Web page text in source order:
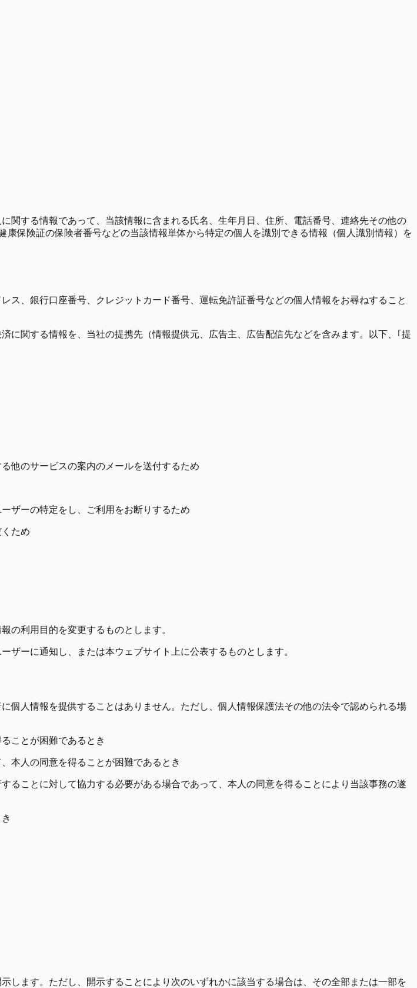
関する情報であって、当該情報に含まれる氏名、生年月日、住所、電話番号、連絡先その他の
保険証の保険者番号などの当該情報単体から特定の個人を識別できる情報（個人識別情報）を
、銀行口座番号、クレジットカード番号、運転免許証番号などの個人情報をお尋ねすること
に関する情報を、当社の提携先（情報提供元、広告主、広告配信先などを含みます。以下、｢提
他のサービスの案内のメールを送付するため
ザーの特定をし、ご利用をお断りするため
ため
の利用目的を変更するものとします。
ーに通知し、または本ウェブサイト上に公表するものとします。
個人情報を提供することはありません。ただし、個人情報保護法その他の法令で認められる場
ことが困難であるとき
本人の同意を得ることが困難であるとき
ることに対して協力する必要がある場合であって、本人の同意を得ることにより当該事務の遂
します。ただし、開示することにより次のいずれかに該当する場合は、その全部または一部を